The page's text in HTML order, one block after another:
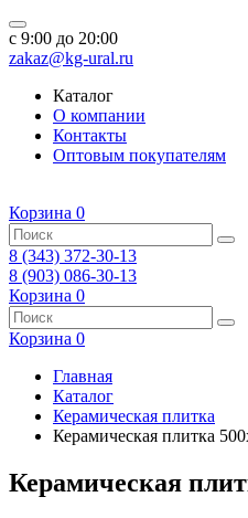
c 9:00 до 20:00
zakaz@kg-ural.ru
Каталог
О компании
Контакты
Оптовым покупателям
Корзина 0
8 (343) 372-30-13
8 (903) 086-30-13
Корзина 0
Корзина 0
Главная
Каталог
Керамическая плитка
Керамическая плитка
Керамическая